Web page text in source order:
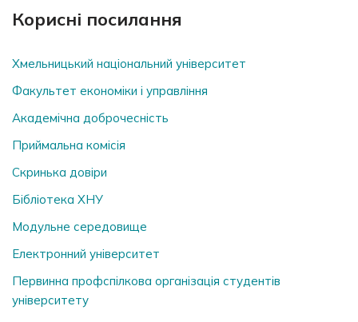
Корисні посилання
Хмельницький національний університет
Факультет економіки і управління
Академічна доброчесність
Приймальна комісія
Скринька довiри
Бібліотека ХНУ
Модульне середовище
Електронний університет
Первинна профспілкова організація студентів
університету